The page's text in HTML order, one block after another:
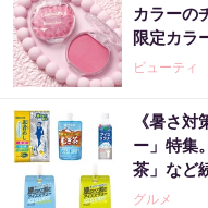
カラーの
限定カラ
ビューティ
《暑さ
ー」特集
茶」など
グルメ